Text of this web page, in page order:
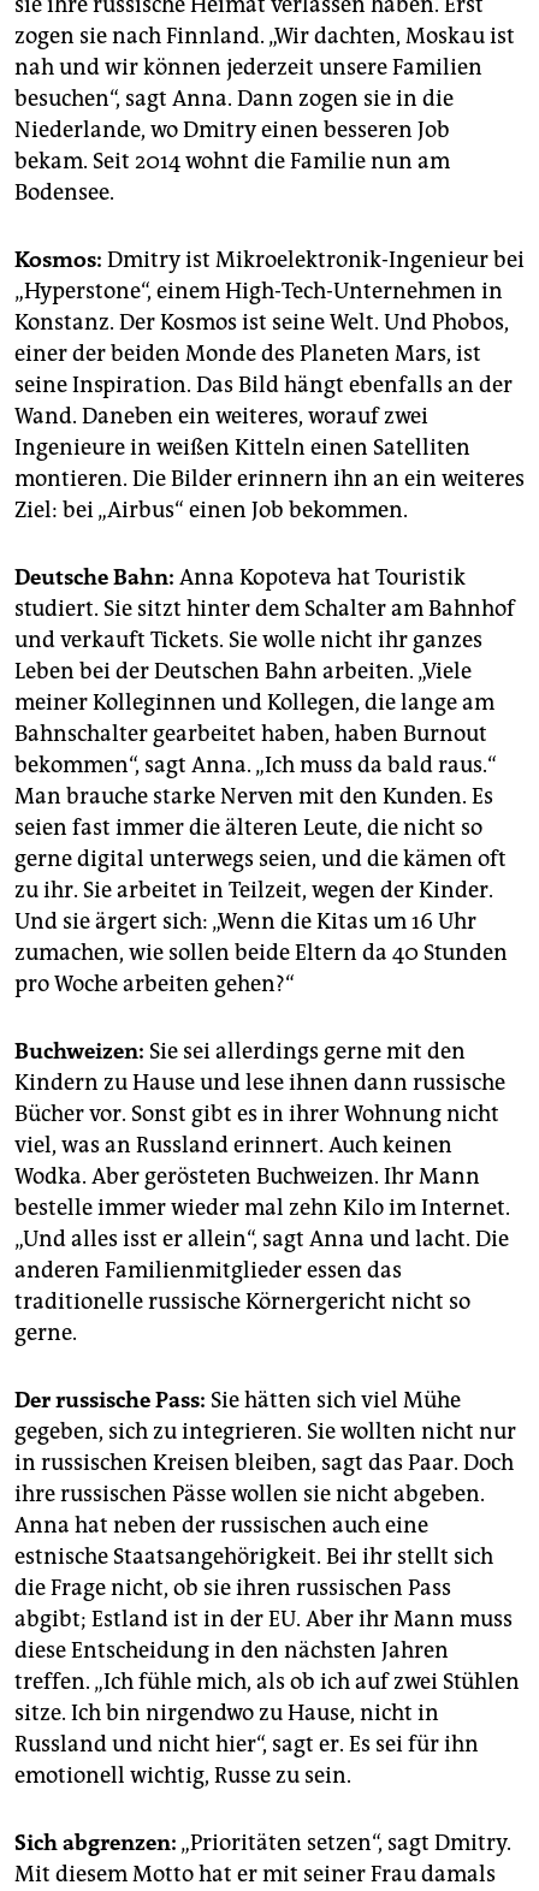
zogen sie nach Finnland. „Wir dachten, Moskau ist
nah und wir können jederzeit unsere Familien
besuchen“, sagt Anna. Dann zogen sie in die
Niederlande, wo Dmitry einen besseren Job
bekam. Seit 2014 wohnt die Familie nun am
Bodensee.
Kosmos: Dmitry ist Mikroelektronik-Ingenieur bei
„Hyperstone“, einem High-Tech-Unternehmen in
Konstanz. Der Kosmos ist seine Welt. Und Phobos,
einer der beiden Monde des Planeten Mars, ist
seine Inspiration. Das Bild hängt ebenfalls an der
Wand. Daneben ein weiteres, worauf zwei
Ingenieure in weißen Kitteln einen Satelliten
montieren. Die Bilder erinnern ihn an ein weiteres
Ziel: bei „Airbus“ einen Job bekommen.
Deutsche Bahn: Anna Kopoteva hat Touristik
studiert. Sie sitzt hinter dem Schalter am Bahnhof
und verkauft Tickets. Sie wolle nicht ihr ganzes
Leben bei der Deutschen Bahn arbeiten. „Viele
meiner Kolleginnen und Kollegen, die lange am
Bahnschalter gearbeitet haben, haben Burnout
bekommen“, sagt Anna. „Ich muss da bald raus.“
Man brauche starke Nerven mit den Kunden. Es
seien fast immer die älteren Leute, die nicht so
gerne digital unterwegs seien, und die kämen oft
zu ihr. Sie arbeitet in Teilzeit, wegen der Kinder.
Und sie ärgert sich: „Wenn die Kitas um 16 Uhr
zumachen, wie sollen beide Eltern da 40 Stunden
pro Woche arbeiten gehen?“
Buchweizen: Sie sei allerdings gerne mit den
Kindern zu Hause und lese ihnen dann russische
Bücher vor. Sonst gibt es in ihrer Wohnung nicht
viel, was an Russland erinnert. Auch keinen
Wodka. Aber gerösteten Buchweizen. Ihr Mann
bestelle immer wieder mal zehn Kilo im Internet.
„Und alles isst er allein“, sagt Anna und lacht. Die
anderen Familienmitglieder essen das
traditionelle russische Körnergericht nicht so
gerne.
Der russische Pass: Sie hätten sich viel Mühe
gegeben, sich zu integrieren. Sie wollten nicht nur
in russischen Kreisen bleiben, sagt das Paar. Doch
ihre russischen Pässe wollen sie nicht abgeben.
Anna hat neben der russischen auch eine
estnische Staatsangehörigkeit. Bei ihr stellt sich
die Frage nicht, ob sie ihren russischen Pass
abgibt; Estland ist in der EU. Aber ihr Mann muss
diese Entscheidung in den nächsten Jahren
treffen. „Ich fühle mich, als ob ich auf zwei Stühlen
sitze. Ich bin nirgendwo zu Hause, nicht in
Russland und nicht hier“, sagt er. Es sei für ihn
emotionell wichtig, Russe zu sein.
Sich abgrenzen: „Prioritäten setzen“, sagt Dmitry.
Mit diesem Motto hat er mit seiner Frau damals